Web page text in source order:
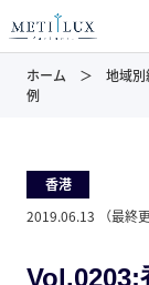
ホーム 地域
例
香港
2019.06.13
（最終
Vol.0203: